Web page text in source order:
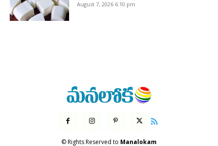
August 7, 2026 6:10 pm
© Rights Reserved to Manalokam